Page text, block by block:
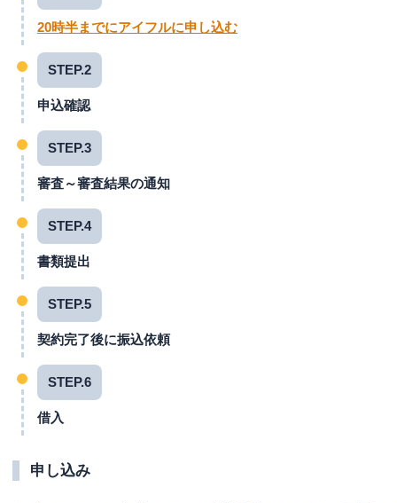
20時半までにアイフルに申し込む
STEP.2
申込確認
STEP.3
審査～審査結果の通知
STEP.4
書類提出
STEP.5
契約完了後に振込依頼
STEP.6
借入
申し込み